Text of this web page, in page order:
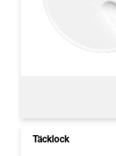
Täcklock